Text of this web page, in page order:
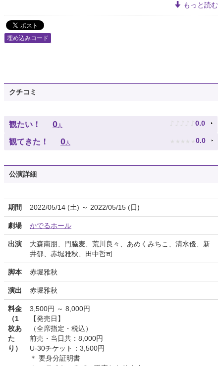
もっと読む
埋め込みコード
クチコミ
観たい！ 0人 ♪ ♪ ♪ ♪ ♪ 0.0
観てきた！ 0人 ★ ★ ★ ★ ★ 0.0
公演詳細
期間 2022/05/14 (土) ～ 2022/05/15 (日)
劇場 かでるホール
出演
大森南朋、門脇麦、荒川良々、あめくみちこ、清水優、新
井郁、赤堀雅秋、田中哲司
脚本 赤堀雅秋
演出 赤堀雅秋
料金
（1
枚あ
た
り）
3,500円 ～ 8,000円
【発売日】
（全席指定・税込）
前売・当日共：8,000円
U-30チケット：3,500円
＊ 要身分証明書